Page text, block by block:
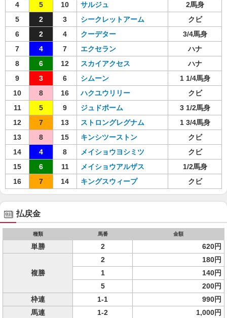
4
5 10 サルジュ
2馬身
5
2 3 シークレットアーム
クビ
6
2 4 クーデター
3/4馬身
7
4 7 エクセラン
ハナ
8
6 12 スカイアクセス
ハナ
9
3 6 シムーン
1 1/4馬身
10
8 16 ハクユウリリー
クビ
11
5 9 ジュドポーム
3 1/2馬身
12
7 13 ストロングレグナム
1 3/4馬身
13
8 15 キンシツーストン
クビ
14
4 8 メイショウヨシミツ
クビ
15
6 11 メイショウアルザス
1/2馬身
16
7 14 キングスウィープ クビ
払戻金
種類 馬番 金額
単勝 2 620円
複勝
2
180円
1
140円
5
200円
枠連
1-1
990円
馬連
1-2 1,000円